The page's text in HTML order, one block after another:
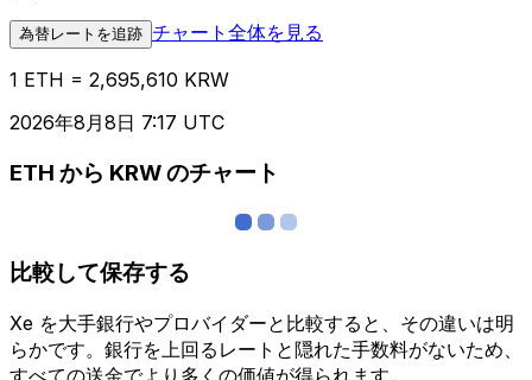
為替レートを追跡 チャート全体を見る
1 ETH = 2,695,610 KRW
2026年8月8日 7:17 UTC
ETH から KRW のチャート
比較して保存する
Xe を大手銀行やプロバイダーと比較すると、その違いは明
らかです。銀行を上回るレートと隠れた手数料がないため、
すべての送金でより多くの価値が得られます。